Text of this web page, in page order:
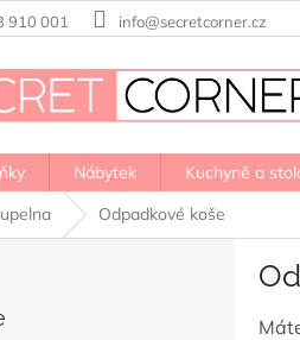
910 001 info@secretcorner.cz
Nábytek Kuchyně a
Odpadkové koše